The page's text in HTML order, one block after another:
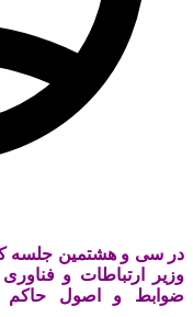
در سی و هشتمین جلسه
وزیر ارتباطات و
ضوابط و اصول حاکم